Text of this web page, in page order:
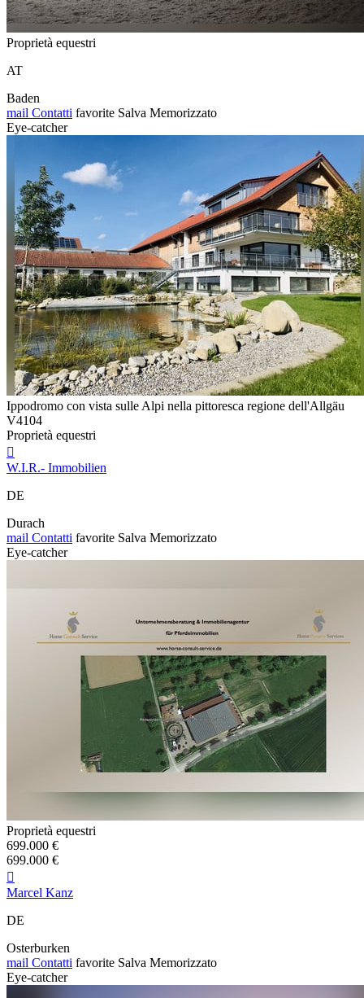
Proprietà equestri
AT
Baden
mail Contatti favorite Salva Memorizzato
Eye-catcher
Ippodromo con vista sulle Alpi nella pittoresca regione dell'Allgäu
V4104
Proprietà equestri

W.I.R.- Immobilien
DE
Durach
mail Contatti favorite Salva Memorizzato
Eye-catcher
Proprietà equestri
699.000 €
699.000 €

Marcel Kanz
DE
Osterburken
mail Contatti favorite Salva Memorizzato
Eye-catcher